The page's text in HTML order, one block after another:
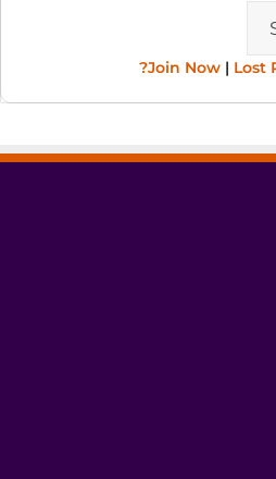
Join Now | Lost